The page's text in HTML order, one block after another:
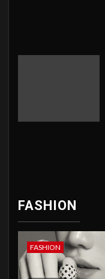
FASHION
FASHION